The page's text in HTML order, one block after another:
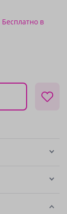
Бесплатно в